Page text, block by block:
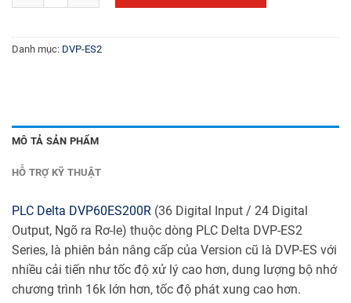
Danh mục: DVP-ES2
MÔ TẢ SẢN PHẨM
HỖ TRỢ KỸ THUẬT
PLC Delta DVP60ES200R (36 Digital Input / 24 Digital
Output, Ngõ ra Rơ-le) thuộc dòng PLC Delta DVP-ES2
Series, là phiên bản nâng cấp của Version cũ là DVP-ES với
nhiều cải tiến như tốc độ xử lý cao hơn, dung lượng bộ nhớ
chương trình 16k lớn hơn, tốc độ phát xung cao hơn.